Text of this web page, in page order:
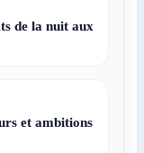
de la nuit aux
et ambitions